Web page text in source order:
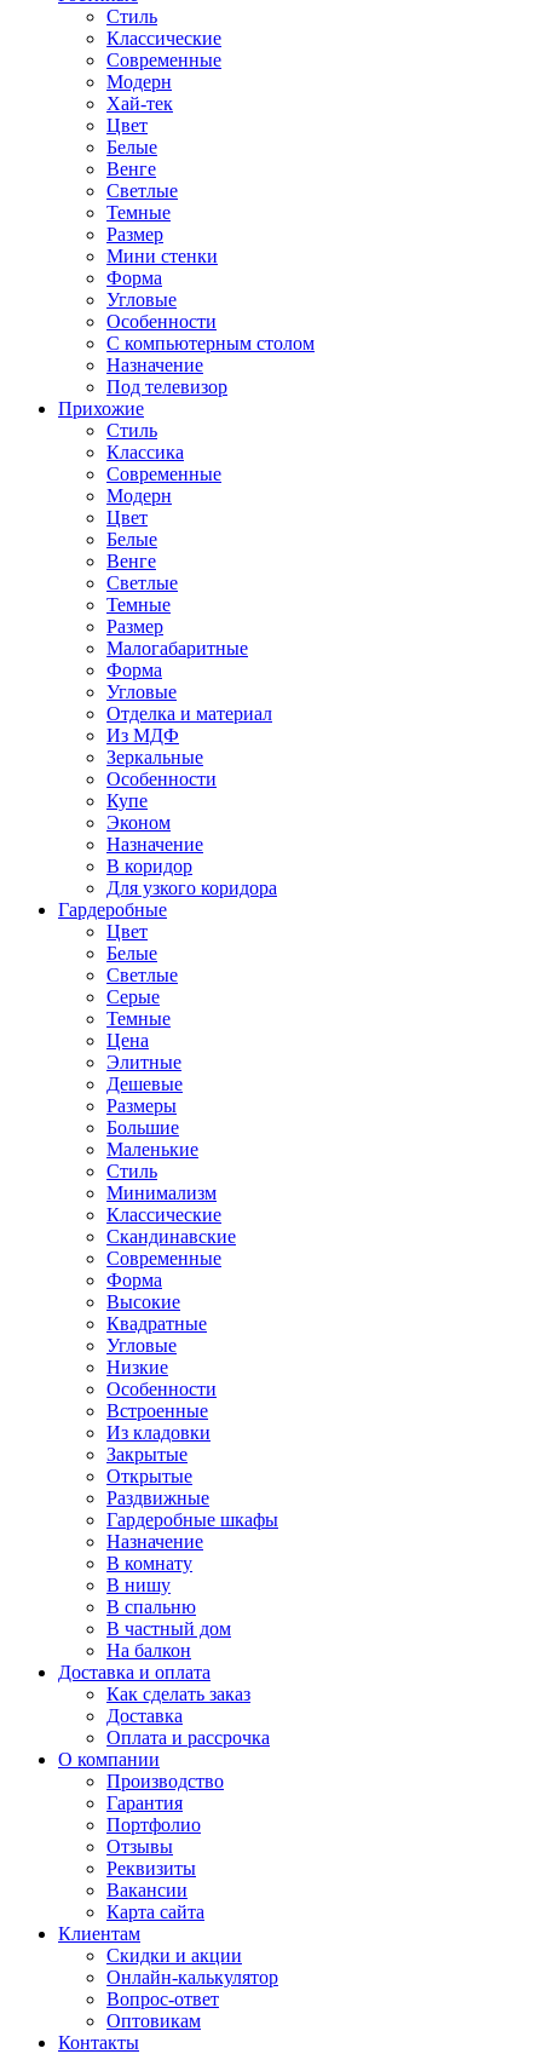
Стиль
Классические
Современные
Модерн
Хай-тек
Цвет
Белые
Венге
Светлые
Темные
Размер
Мини стенки
Форма
Угловые
Особенности
С компьютерным столом
Назначение
Под телевизор
Прихожие
Стиль
Классика
Современные
Модерн
Цвет
Белые
Венге
Светлые
Темные
Размер
Малогабаритные
Форма
Угловые
Отделка и материал
Из МДФ
Зеркальные
Особенности
Купе
Эконом
Назначение
В коридор
Для узкого коридора
Гардеробные
Цвет
Белые
Светлые
Серые
Темные
Цена
Элитные
Дешевые
Размеры
Большие
Маленькие
Стиль
Минимализм
Классические
Скандинавские
Современные
Форма
Высокие
Квадратные
Угловые
Низкие
Особенности
Встроенные
Из кладовки
Закрытые
Открытые
Раздвижные
Гардеробные шкафы
Назначение
В комнату
В нишу
В спальню
В частный дом
На балкон
Доставка и оплата
Как сделать заказ
Доставка
Оплата и рассрочка
О компании
Производство
Гарантия
Портфолио
Отзывы
Реквизиты
Вакансии
Карта сайта
Клиентам
Скидки и акции
Онлайн-калькулятор
Вопрос-ответ
Оптовикам
Контакты